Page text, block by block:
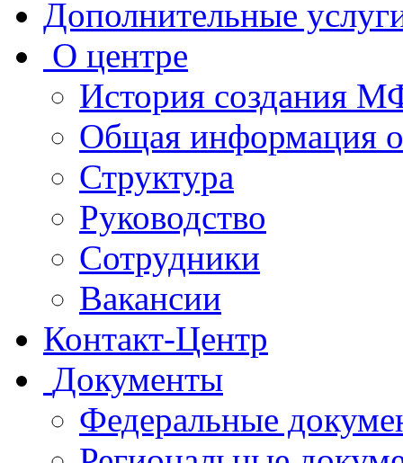
Дополнительные
О центре
История создания
Общая
Структура
Руководство
Сотрудники
Вакансии
Контакт-Центр
Документы
Федеральные